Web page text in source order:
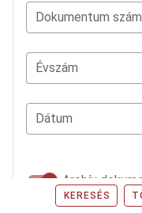
Dokumentum
Évszám
Dátum
Archív
KERESÉS